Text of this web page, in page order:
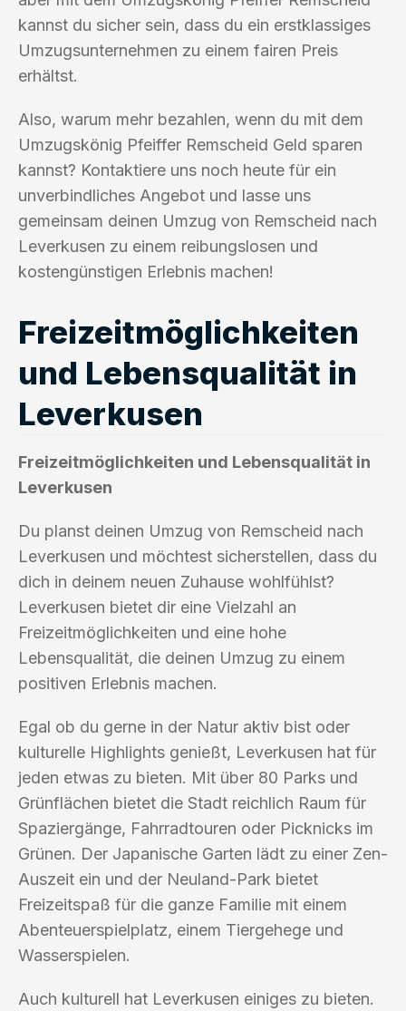
kannst du sicher sein, dass du ein erstklassiges
Umzugsunternehmen zu einem fairen Preis
erhältst.
Also, warum mehr bezahlen, wenn du mit dem
Umzugskönig Pfeiffer Remscheid Geld sparen
kannst? Kontaktiere uns noch heute für ein
unverbindliches Angebot und lasse uns
gemeinsam deinen Umzug von Remscheid nach
Leverkusen zu einem reibungslosen und
kostengünstigen Erlebnis machen!
Freizeitmöglichkeiten
und Lebensqualität in
Leverkusen
Freizeitmöglichkeiten und Lebensqualität in
Leverkusen
Du planst deinen Umzug von Remscheid nach
Leverkusen und möchtest sicherstellen, dass du
dich in deinem neuen Zuhause wohlfühlst?
Leverkusen bietet dir eine Vielzahl an
Freizeitmöglichkeiten und eine hohe
Lebensqualität, die deinen Umzug zu einem
positiven Erlebnis machen.
Egal ob du gerne in der Natur aktiv bist oder
kulturelle Highlights genießt, Leverkusen hat für
jeden etwas zu bieten. Mit über 80 Parks und
Grünflächen bietet die Stadt reichlich Raum für
Spaziergänge, Fahrradtouren oder Picknicks im
Grünen. Der Japanische Garten lädt zu einer Zen-
Auszeit ein und der Neuland-Park bietet
Freizeitspaß für die ganze Familie mit einem
Abenteuerspielplatz, einem Tiergehege und
Wasserspielen.
Auch kulturell hat Leverkusen einiges zu bieten.